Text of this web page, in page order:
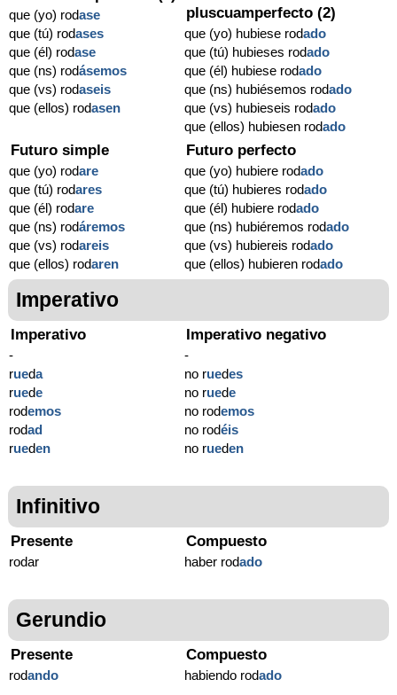
que (yo) rodase
que (tú) rodases
que (él) rodase
que (ns) rodásemos
que (vs) rodaseis
que (ellos) rodasen
pluscuamperfecto (2)
que (yo) hubiese rodado
que (tú) hubieses rodado
que (él) hubiese rodado
que (ns) hubiésemos rodado
que (vs) hubieseis rodado
que (ellos) hubiesen rodado
Futuro simple
que (yo) rodare
que (tú) rodares
que (él) rodare
que (ns) rodáremos
que (vs) rodareis
que (ellos) rodaren
Futuro perfecto
que (yo) hubiere rodado
que (tú) hubieres rodado
que (él) hubiere rodado
que (ns) hubiéremos rodado
que (vs) hubiereis rodado
que (ellos) hubieren rodado
Imperativo
Imperativo
-
rueda
ruede
rodemos
rodad
rueden
Imperativo negativo
-
no ruedes
no ruede
no rodemos
no rodéis
no rueden
Infinitivo
Presente
rodar
Compuesto
haber rodado
Gerundio
Presente
rodando
Compuesto
habiendo rodado